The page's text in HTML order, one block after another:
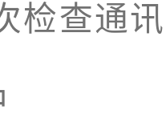
检查通